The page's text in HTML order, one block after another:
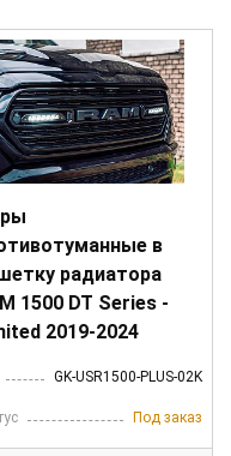
в
радиатора
1500 DT Series -
2019-2024
GK-USR1500-PLUS-02K
Под заказ